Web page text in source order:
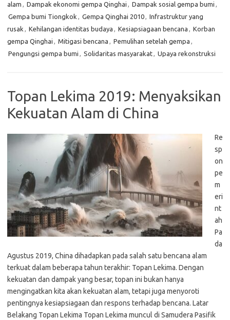
alam , Dampak ekonomi gempa Qinghai , Dampak sosial gempa bumi ,
Gempa bumi Tiongkok , Gempa Qinghai 2010, Infrastruktur yang
rusak , Kehilangan identitas budaya , Kesiapsiagaan bencana , Korban
gempa Qinghai , Mitigasi bencana , Pemulihan setelah gempa ,
Pengungsi gempa bumi , Solidaritas masyarakat, Upaya rekonstruksi
Topan Lekima 2019: Menyaksikan
Kekuatan Alam di China
Re
sp
on
pe
m
eri
nt
ah
Pa
da
Agustus 2019, China dihadapkan pada salah satu bencana alam
terkuat dalam beberapa tahun terakhir: Topan Lekima. Dengan
kekuatan dan dampak yang besar, topan ini bukan hanya
mengingatkan kita akan kekuatan alam, tetapi juga menyoroti
pentingnya kesiapsiagaan dan respons terhadap bencana. Latar
Belakang Topan Lekima Topan Lekima muncul di Samudera Pasifik